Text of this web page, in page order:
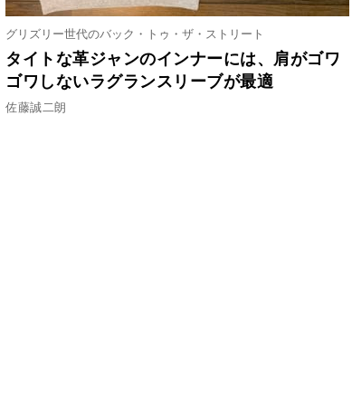
グリズリー世代のバック・トゥ・ザ・ストリート
タイトな革ジャンのインナーには、肩がゴワ
ゴワしないラグランスリーブが最適
佐藤誠二朗